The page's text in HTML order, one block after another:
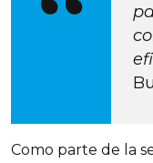
Como parte de la